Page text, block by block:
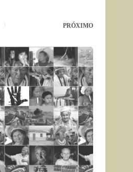
PRÓXIMO